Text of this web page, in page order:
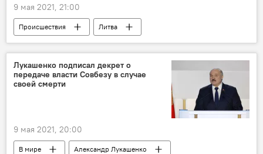
9 мая 2021, 21:00
Происшествия
Литва
полиция Литвы
Лукашенко подписал декрет о
передаче власти Совбезу в случае
своей смерти
9 мая 2021, 20:00
В мире
Александр Лукашенко